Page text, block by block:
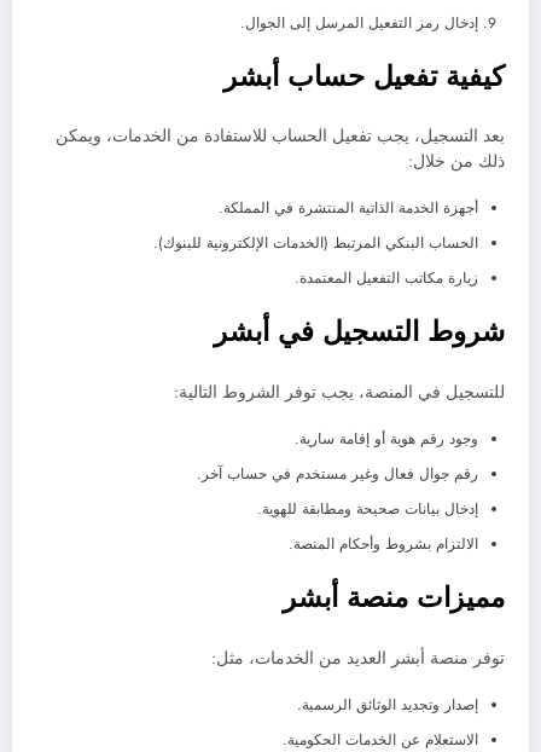
إدخال رمز التفعيل المرسل إلى الجوال.
كيفية تفعيل حساب أبشر
بعد التسجيل، يجب تفعيل الحساب للاستفادة من الخدمات، ويمكن
ذلك من خلال:
أجهزة الخدمة الذاتية المنتشرة في المملكة.
الحساب البنكي المرتبط (الخدمات الإلكترونية للبنوك).
زيارة مكاتب التفعيل المعتمدة.
شروط التسجيل في أبشر
للتسجيل في المنصة، يجب توفر الشروط التالية:
وجود رقم هوية أو إقامة سارية.
رقم جوال فعال وغير مستخدم في حساب آخر.
إدخال بيانات صحيحة ومطابقة للهوية.
الالتزام بشروط وأحكام المنصة.
مميزات منصة أبشر
توفر منصة أبشر العديد من الخدمات، مثل:
إصدار وتجديد الوثائق الرسمية.
الاستعلام عن الخدمات الحكومية.